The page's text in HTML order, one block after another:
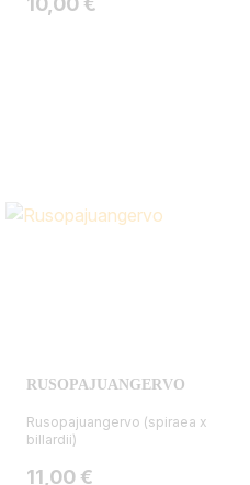
RUSOPAJUANGERVO
Rusopajuangervo (spiraea x
billardii)
Hinta
11,00 €